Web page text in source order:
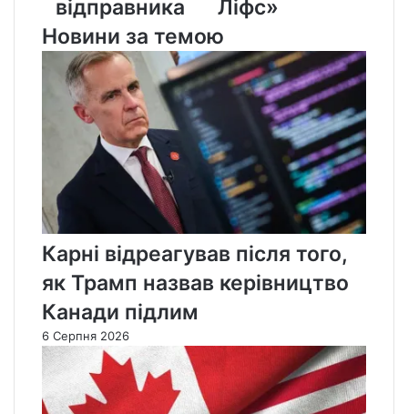
відправника
Ліфс»
Новини за темою
Карні відреагував після того,
як Трамп назвав керівництво
Канади підлим
6 Серпня 2026